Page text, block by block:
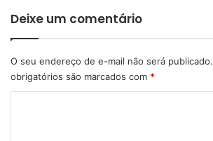
Deixe um comentário
O seu endereço de e-mail não será publicado.
obrigatórios são marcados com *